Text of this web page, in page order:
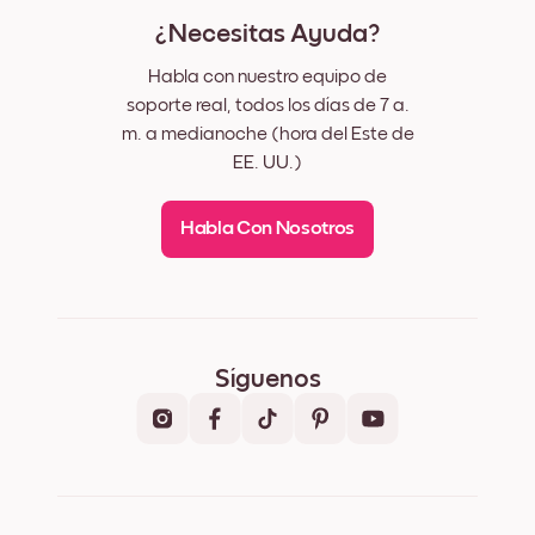
¿Necesitas Ayuda?
Habla con nuestro equipo de
soporte real, todos los días de 7 a.
m. a medianoche (hora del Este de
EE. UU.)
Habla Con Nosotros
Síguenos